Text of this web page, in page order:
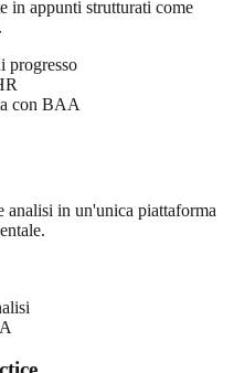
in appunti strutturati come
progresso
con BAA
analisi in un'unica piattaforma